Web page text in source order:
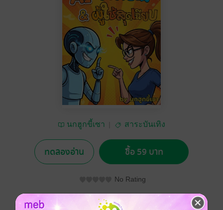
นกฮูกขี้เซา สาระบันเทิง
ทดลองอ่าน ซื้อ 59 บาท
No Rating